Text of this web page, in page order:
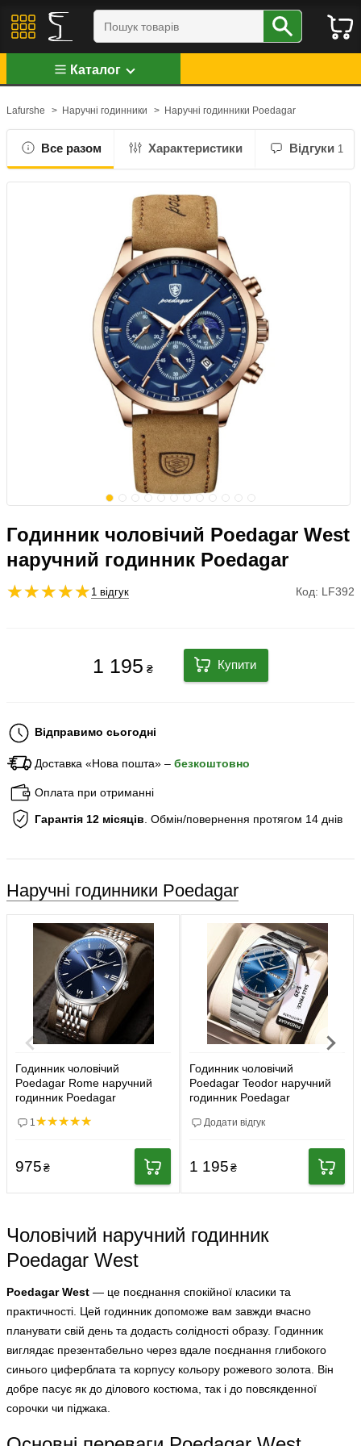
Каталог
Lafurshe > Наручні годинники > Наручні годинники Poedagar
Все разом Характеристики Відгуки 1
Годинник чоловічий Poedagar West
наручний годинник Poedagar
1 відгук Код: LF392
1 195₴ Купити
Відправимо сьогодні
Доставка «Нова пошта» – безкоштовно
Оплата при отриманні
Гарантія 12 місяців . Обмін/повернення протягом 14 днів
Наручні годинники Poedagar
Годинник чоловічий
Poedagar Rome наручний
годинник Poedagar
1
975₴
Годинник чоловічий
Poedagar Teodor наручний
годинник Poedagar
Додати відгук
1 195₴
Чоловічий наручний годинник
Poedagar West
Poedagar West — це поєднання спокійної класики та
практичності. Цей годинник допоможе вам завжди вчасно
планувати свій день та додасть солідності образу. Годинник
виглядає презентабельно через вдале поєднання глибокого
синього циферблата та корпусу кольору рожевого золота. Він
добре пасує як до ділового костюма, так і до повсякденної
сорочки чи піджака.